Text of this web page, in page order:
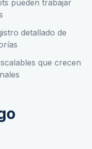
pueden trabajar
detallado de
que crecen